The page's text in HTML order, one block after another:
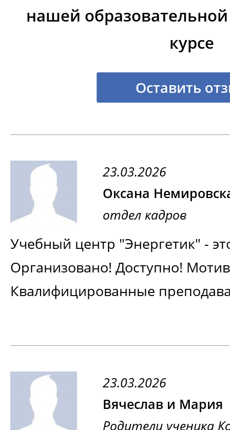
нашей
курсе
Оставить
23.03.2026
Оксана
отдел кадров
Учебный центр "Энергетик" -
Организовано! Доступно!
Квалифицированные
23.03.2026
Вячеслав и Мария
Родители ученика